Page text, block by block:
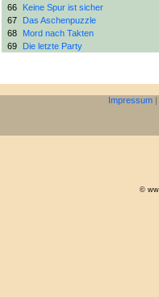
66
Keine Spur ist sicher
67
Das Aschenpuzzle
68
Mord nach Takten
69
Die letzte Party
Impressum |
©